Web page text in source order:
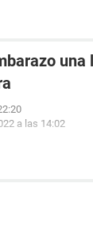
una
a las 14:02